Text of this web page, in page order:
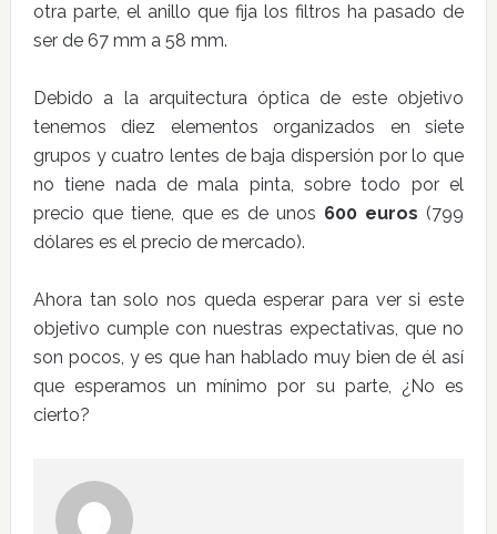
otra parte, el anillo que fija los filtros ha pasado de
ser de 67 mm a 58 mm.
Debido a la arquitectura óptica de este objetivo
tenemos diez elementos organizados en siete
grupos y cuatro lentes de baja dispersión por lo que
no tiene nada de mala pinta, sobre todo por el
precio que tiene, que es de unos 600 euros (799
dólares es el precio de mercado).
Ahora tan solo nos queda esperar para ver si este
objetivo cumple con nuestras expectativas, que no
son pocos, y es que han hablado muy bien de él así
que esperamos un mínimo por su parte, ¿No es
cierto?